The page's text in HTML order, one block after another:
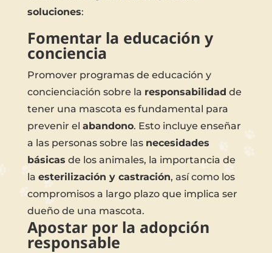
soluciones:
Fomentar la educación y
conciencia
Promover programas de educación y
concienciación sobre la responsabilidad de
tener una mascota es fundamental para
prevenir el abandono. Esto incluye enseñar
a las personas sobre las necesidades
básicas de los animales, la importancia de
la esterilización y castración, así como los
compromisos a largo plazo que implica ser
dueño de una mascota.
Apostar por la adopción
responsable